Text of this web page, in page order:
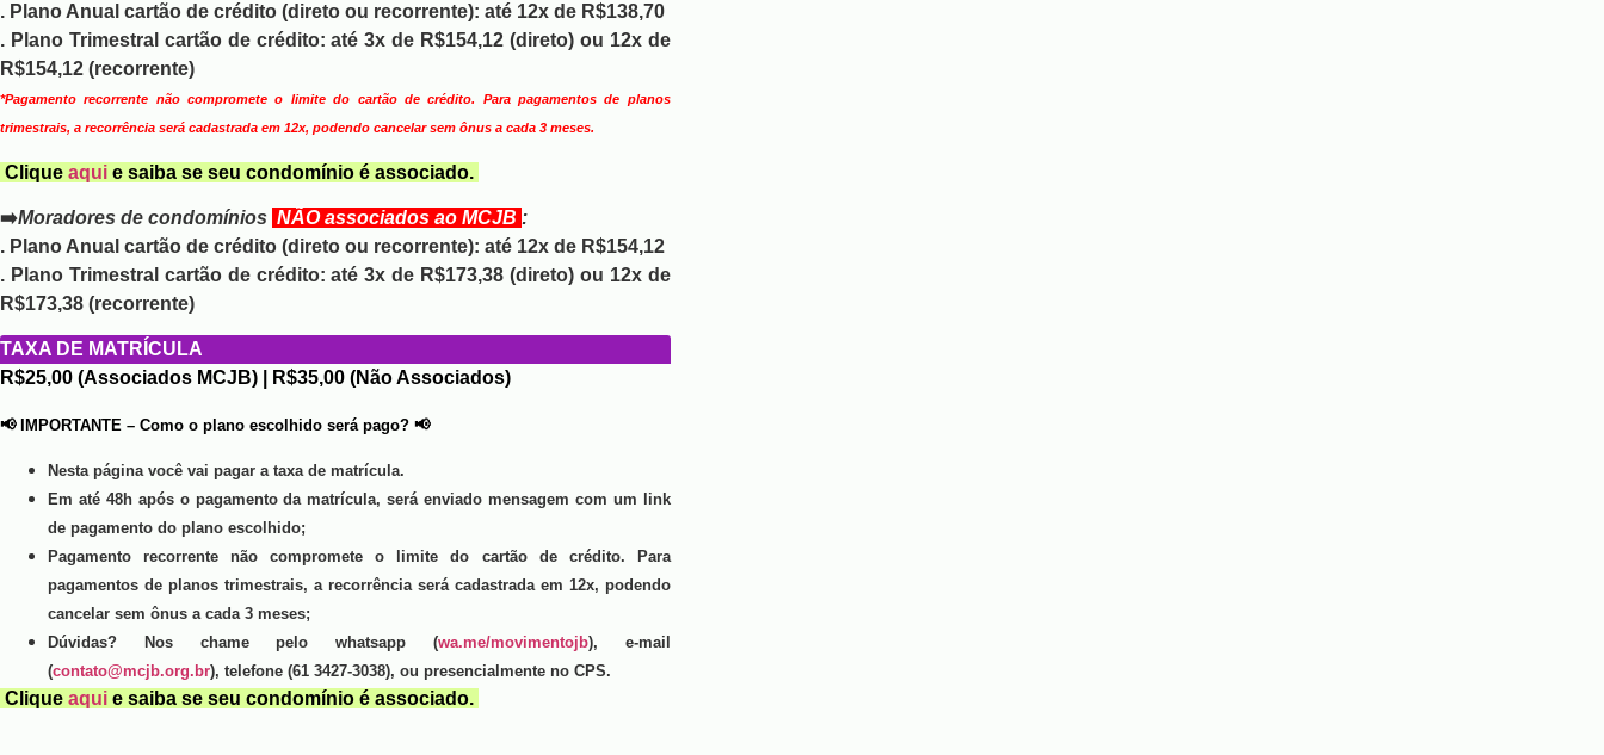
. Plano Anual cartão de crédito (direto ou recorrente): até 12x de R$138,70
. Plano Trimestral cartão de crédito:até 3x de R$154,12(direto) ou 12x de
R$154,12 (recorrente)
*Pagamento recorrente não compromete o limite do cartão de crédito. Para pagamentos de planos
trimestrais, a recorrência será cadastrada em 12x, podendo cancelar sem ônus a cada 3 meses.
Clique aqui e saiba se seu condomínio é associado.
➡️Moradores de condomínios NÃO associados ao MCJB :
. Plano Anual cartão de crédito (direto ou recorrente): até 12x de R$154,12
. Plano Trimestral cartão de crédito: até 3x de R$173,38 (direto) ou 12x de
R$173,38 (recorrente)
TAXA DE MATRÍCULA
R$25,00 (Associados MCJB) | R$35,00 (Não Associados)
📢 IMPORTANTE – Como o plano escolhido será pago? 📢
Nesta página você vai pagar a taxa de matrícula.
Em até 48h após o pagamento da matrícula, será enviado mensagem com um link
de pagamento do plano escolhido;
Pagamento recorrente não compromete o limite do cartão de crédito. Para
pagamentos de planos trimestrais, a recorrência será cadastrada em 12x, podendo
cancelar sem ônus a cada 3 meses;
Dúvidas? Nos chame pelo whatsapp (wa.me/movimentojb), e-mail
(contato@mcjb.org.br), telefone (61 3427-3038), ou presencialmente no CPS.
Clique aqui e saiba se seu condomínio é associado.